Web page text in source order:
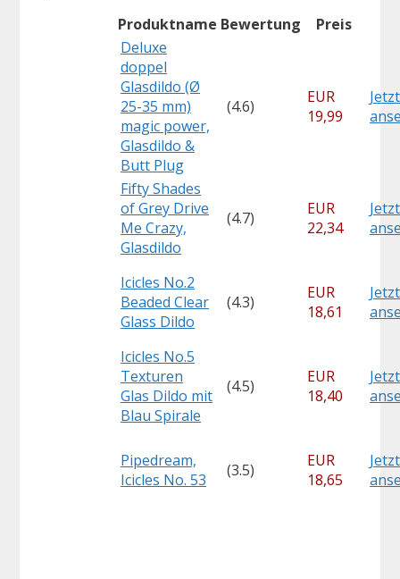
Produktname Bewertung
Preis
Deluxe
doppel
Glasdildo (Ø
25-35 mm)
magic power,
Glasdildo &
Butt Plug
(4.6)
EUR
19,99
Jetzt
Fifty Shades
of Grey Drive
Me Crazy,
Glasdildo
(4.7)
EUR
22,34
Jetzt
Icicles No.2
Beaded Clear
Glass Dildo
(4.3)
EUR
18,61
Jetzt
Icicles No.5
Texturen
Glas Dildo mit
Blau Spirale
(4.5)
EUR
18,40
Jetzt
Pipedream,
Icicles No. 53
(3.5)
EUR
18,65
Jetzt